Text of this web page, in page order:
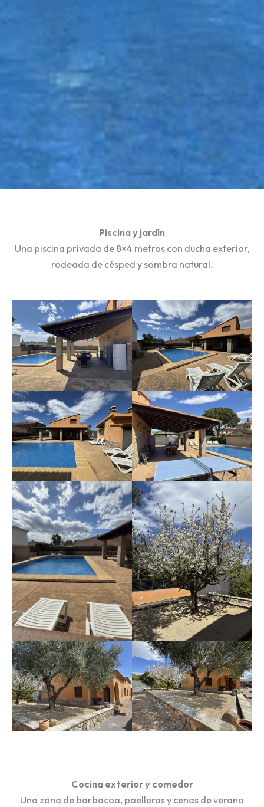
Piscina y jardín
Una piscina privada de 8×4 metros con ducha exterior,
rodeada de césped y sombra natural.
Cocina exterior y comedor
Una zona de barbacoa, paelleras y cenas de verano